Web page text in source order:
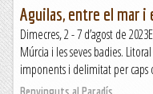
Aguilas, entre el mar i
Dimecres, 2 - 7 d’agost de
Múrcia i les seves badies.
imponents i delimitat per caps